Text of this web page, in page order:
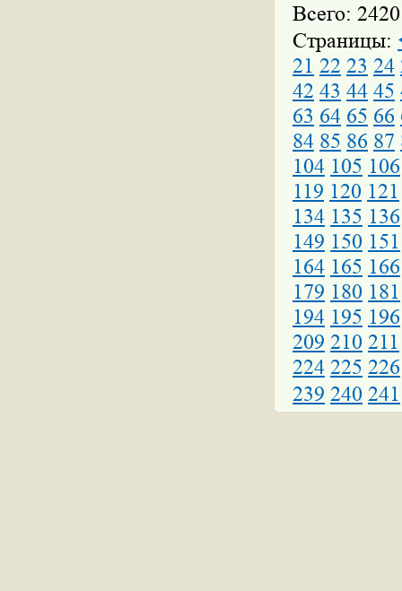
Всего: 2420
Страницы:
21 22 23 24
42 43 44 45
63 64 65 66
84 85 86 87
104 105 106
119 120 121
134 135 136
149 150 151
164 165 166
179 180 181
194 195 196
209 210 211
224 225 226
239 240 241